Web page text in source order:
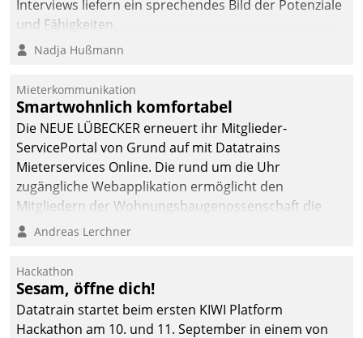
Interviews liefern ein sprechendes Bild der Potenziale
und Fähigkeiten.
Nadja Hußmann
Mieterkommunikation
Smartwohnlich komfortabel
Die NEUE LÜBECKER erneuert ihr Mitglieder-
ServicePortal von Grund auf mit Datatrains
Mieterservices Online. Die rund um die Uhr
zugängliche Webapplikation ermöglicht den
Mitgliedern der Wohnungs­bau­genossenschaft die
Kontaktaufnahme per Smartphone, Tablet oder PC.
Andreas Lerchner
Hackathon
Sesam, öffne dich!
Datatrain startet beim ersten KIWI Platform
Hackathon am 10. und 11. September in einem von